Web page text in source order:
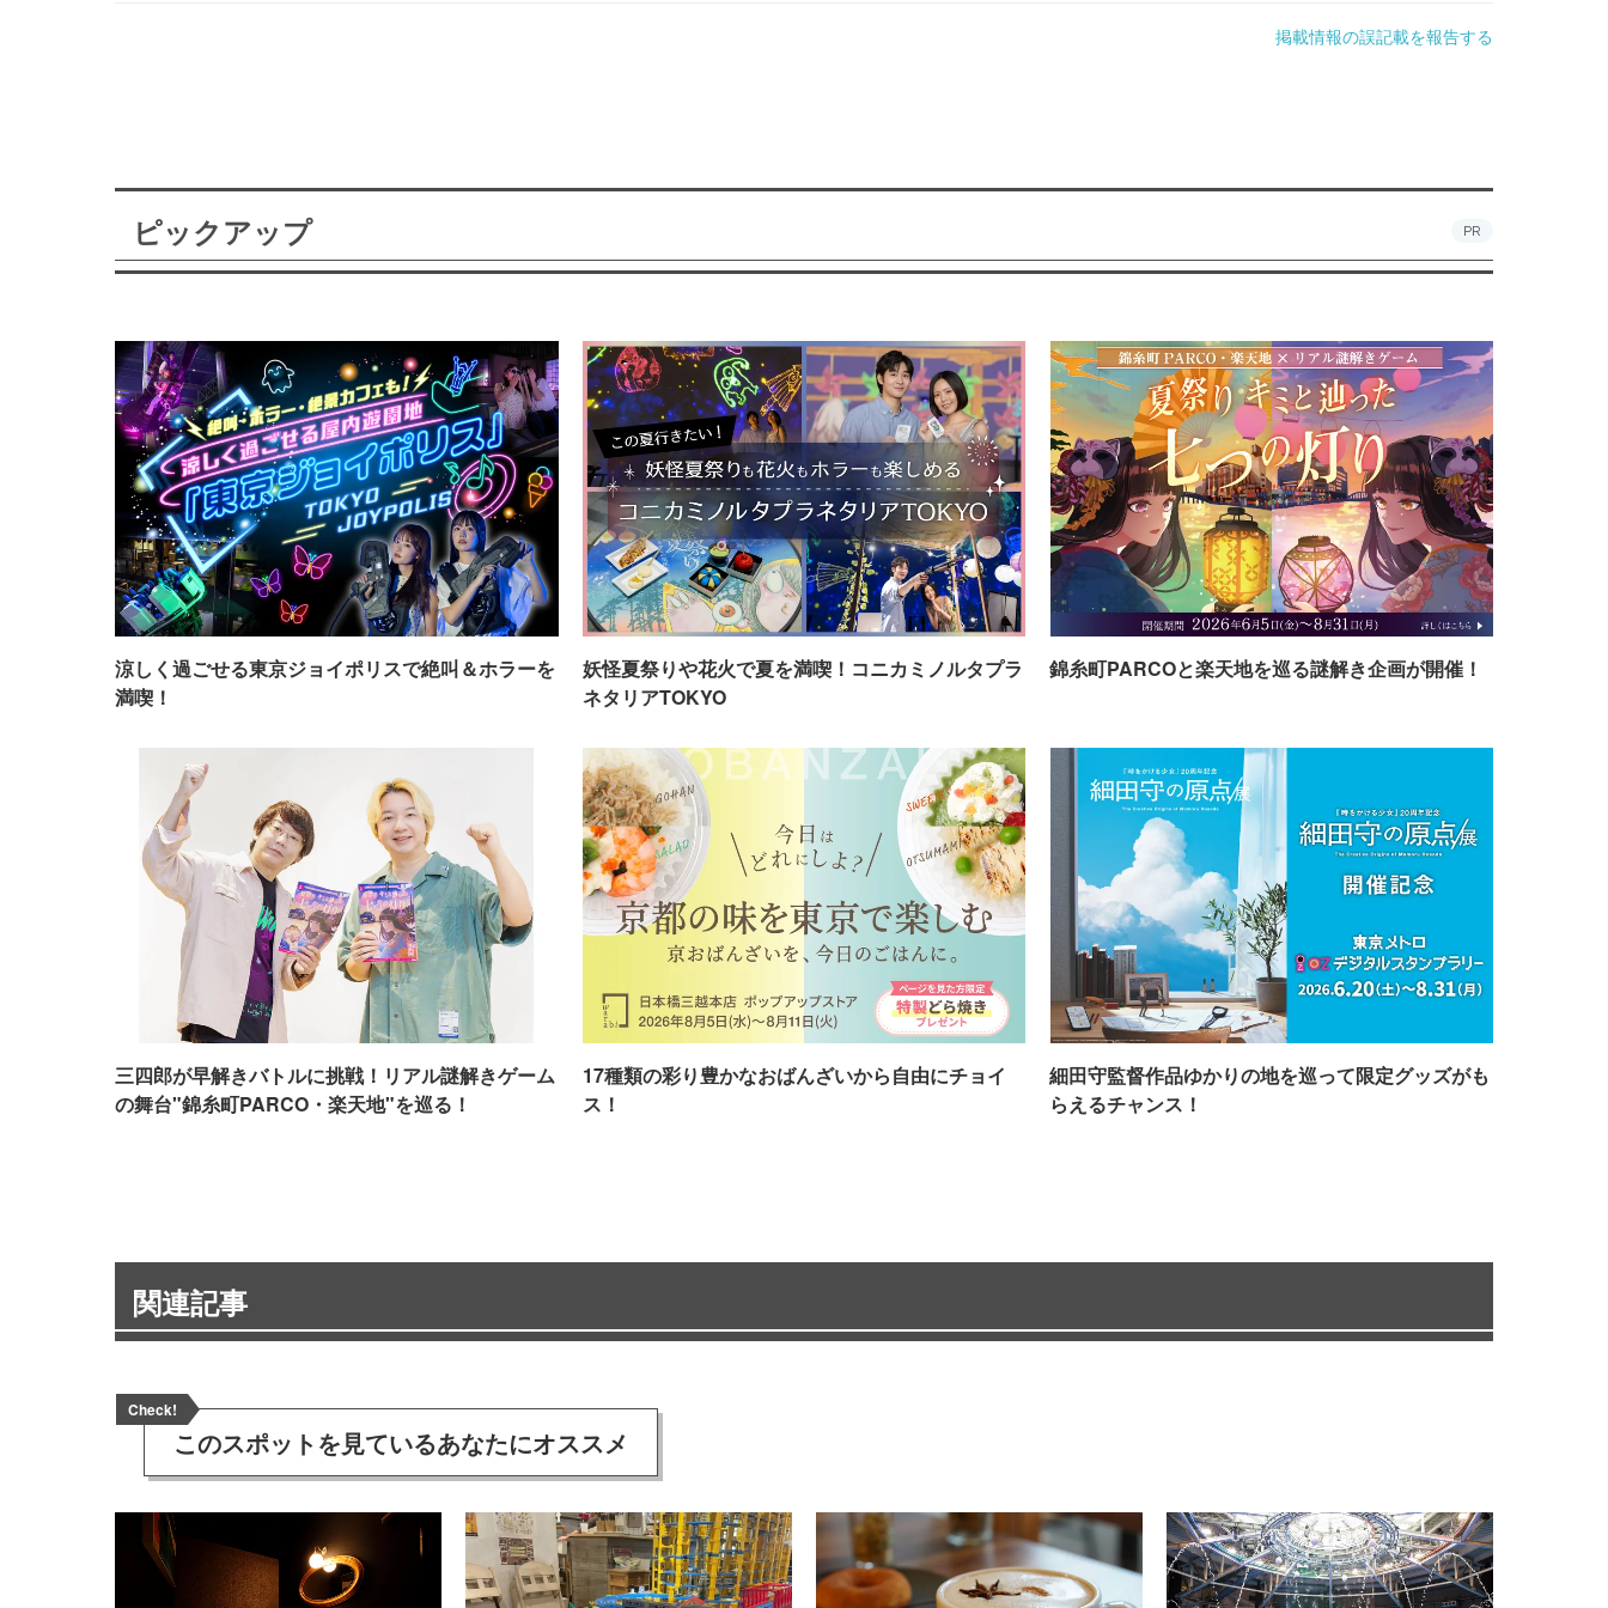
掲載情報の誤記載を報告する
ピックアップ PR
涼しく過ごせる東京ジョイポリスで絶叫＆ホラーを
満喫！
妖怪夏祭りや花火で夏を満喫！コニカミノルタプラ
ネタリアTOKYO
錦糸町PARCOと楽天地を巡る謎解き企画が開催！
三四郎が早解きバトルに挑戦！リアル謎解きゲーム
の舞台"錦糸町PARCO・楽天地"を巡る！
17種類の彩り豊かなおばんざいから自由にチョイ
ス！
細田守監督作品ゆかりの地を巡って限定グッズがも
らえるチャンス！
関連記事
Check!
このスポットを見ているあなたにオススメ